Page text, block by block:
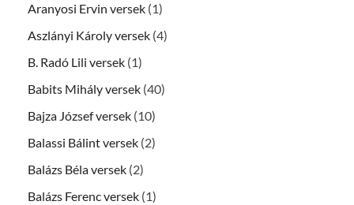
Aranyosi Ervin versek (1)
Aszlányi Károly versek (4)
B. Radó Lili versek (1)
Babits Mihály versek (40)
Bajza József versek (10)
Balassi Bálint versek (2)
Balázs Béla versek (2)
Balázs Ferenc versek (1)